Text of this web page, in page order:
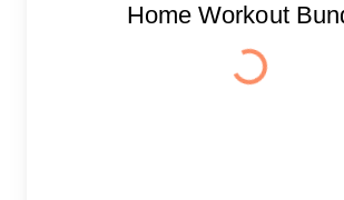
Home Workout